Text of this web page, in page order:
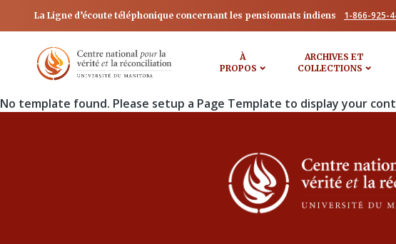
La Ligne d’écoute téléphonique concernant les pensionnats indiens 1-866-925-
À
PROPOS
ARCHIVES ET
COLLECTIONS
No template found. Please setup a Page Template to display your